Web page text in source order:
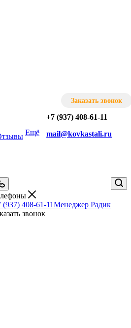
Заказать звонок
+7 (937) 408-61-11
mail@kovkastali.ru
Ещё
(937) 408-61-11Менеджер Радик
звонок